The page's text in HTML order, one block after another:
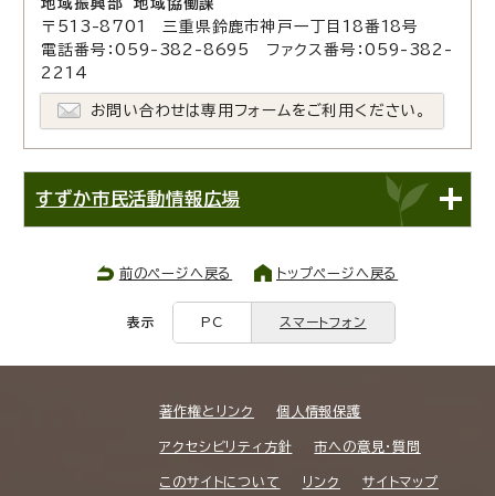
〒513-8701 三重県鈴鹿市神戸一丁目18番18号
電話番号：059-382-8695 ファクス番号：059-382-
2214
お問い合わせは専用フォームをご利用ください。
すずか市民活動情報広場
前のページへ戻る トップページへ戻る
表示 PC スマートフォン
著作権とリンク 個人情報保護
アクセシビリティ方針 市への意見・質問
このサイトについて リンク サイトマップ